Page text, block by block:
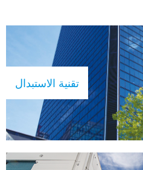
تقنية الاستبدال